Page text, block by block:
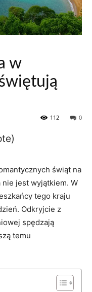
w
0
112
świąt ‍na
nie jest wyjątkiem. W
tego kraju
Odkryjcie z
spędzają
temu